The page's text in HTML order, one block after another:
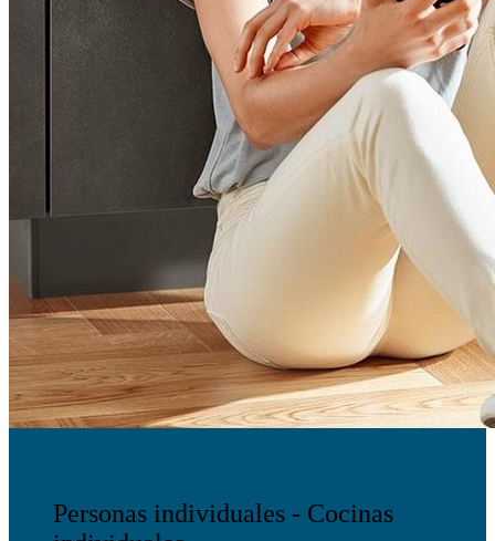
Personas individuales - Cocinas